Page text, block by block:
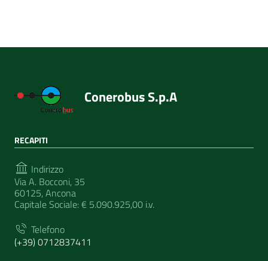
Conerobus S.p.A
RECAPITI
Indirizzo
Via A. Bocconi, 35
60125, Ancona
Capitale Sociale: € 5.090.925,00 i.v.
Telefono
(+39) 0712837411